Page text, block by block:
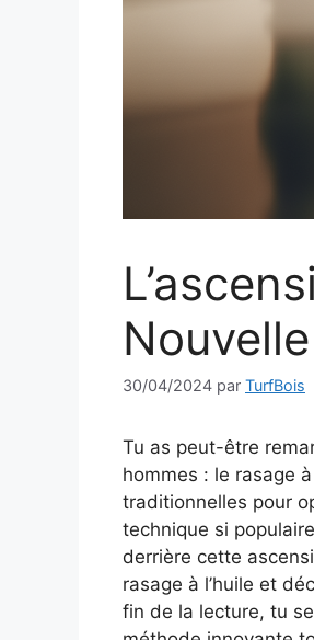
30/04/2024 par TurfBois
Tu as peut-être
hommes : le rasage
traditionnelles pour
technique si
derrière cette
rasage à l’huile et
fin de la lecture, tu